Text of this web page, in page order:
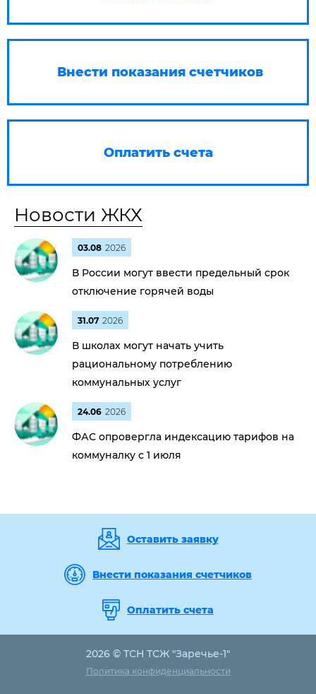
Внести показания счетчиков
Оплатить счета
Новости ЖКХ
03.08 2026
В России могут ввести предельный срок
отключение горячей воды
31.07 2026
В школах могут начать учить
рациональному потреблению
коммунальных услуг
24.06 2026
ФАС опровергла индексацию тарифов на
коммуналку с 1 июля
Оставить заявку
Внести показания счетчиков
Оплатить счета
2026 © ТСН ТСЖ "Заречье-1"
Политика конфиденциальности